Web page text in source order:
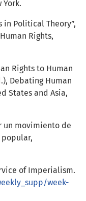
in Political Theory”,
Rights,
Rights to Human
Debating Human
States and Asia,
un movimiento de
of Imperialism.
week-